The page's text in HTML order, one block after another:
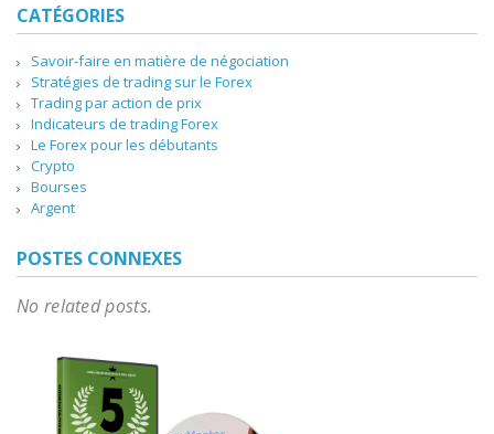
CATÉGORIES
Savoir-faire en matière de négociation
Stratégies de trading sur le Forex
Trading par action de prix
Indicateurs de trading Forex
Le Forex pour les débutants
Crypto
Bourses
Argent
POSTES CONNEXES
No related posts.